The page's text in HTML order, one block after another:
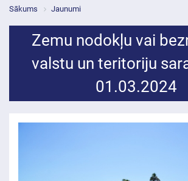
Sākums Jaunumi
Zemu nodokļu vai
valstu un teritoriju
01.03.2024